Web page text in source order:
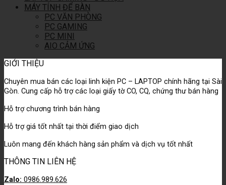
MÁY TÍNH ĐỂ BÀN
PC VĂN PHÒNG
PC GAMING
PC MINI
AIO CẢM ỨNG
GIỚI THIỆU
Chuyên mua bán các loại linh kiện PC – LAPTOP chính hãng tại Sài
Gòn. Cung cấp hỗ trợ các loại giấy tờ CO, CQ, chứng thư bán hàng
Hỗ trợ chương trình bán hàng
Hỗ trợ giá tốt nhất tại thời điểm giao dịch
Luôn mang đến khách hàng sản phẩm và dịch vụ tốt nhất
THÔNG TIN LIÊN HỆ
Zalo: 0986.989.626